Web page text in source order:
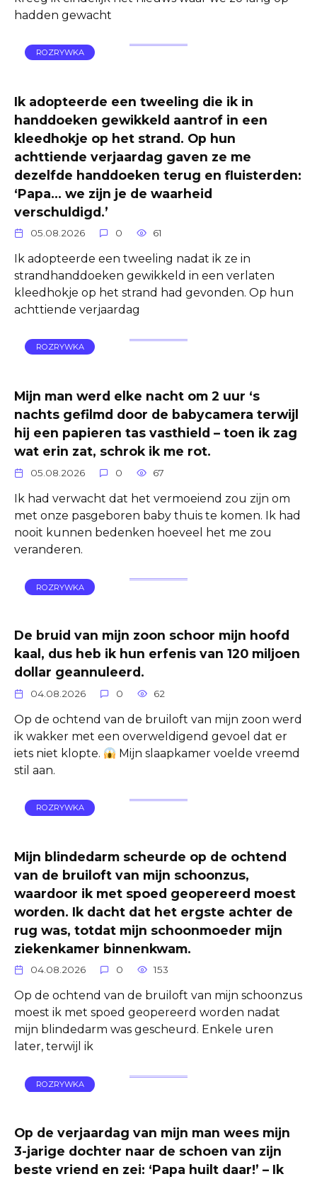
hadden gewacht
ROZRYWKA
Ik adopteerde een tweeling die ik in
handdoeken gewikkeld aantrof in een
kleedhokje op het strand. Op hun
achttiende verjaardag gaven ze me
dezelfde handdoeken terug en fluisterden:
‘Papa… we zijn je de waarheid
verschuldigd.’
05.08.2026 0 61
Ik adopteerde een tweeling nadat ik ze in
strandhanddoeken gewikkeld in een verlaten
kleedhokje op het strand had gevonden. Op hun
achttiende verjaardag
ROZRYWKA
Mijn man werd elke nacht om 2 uur ‘s
nachts gefilmd door de babycamera terwijl
hij een papieren tas vasthield – toen ik zag
wat erin zat, schrok ik me rot.
05.08.2026 0 67
Ik had verwacht dat het vermoeiend zou zijn om
met onze pasgeboren baby thuis te komen. Ik had
nooit kunnen bedenken hoeveel het me zou
veranderen.
ROZRYWKA
De bruid van mijn zoon schoor mijn hoofd
kaal, dus heb ik hun erfenis van 120 miljoen
dollar geannuleerd.
04.08.2026 0 62
Op de ochtend van de bruiloft van mijn zoon werd
ik wakker met een overweldigend gevoel dat er
iets niet klopte.
Mijn slaapkamer voelde vreemd
stil aan.
ROZRYWKA
Mijn blindedarm scheurde op de ochtend
van de bruiloft van mijn schoonzus,
waardoor ik met spoed geopereerd moest
worden. Ik dacht dat het ergste achter de
rug was, totdat mijn schoonmoeder mijn
ziekenkamer binnenkwam.
04.08.2026 0 153
Op de ochtend van de bruiloft van mijn schoonzus
moest ik met spoed geopereerd worden nadat
mijn blindedarm was gescheurd. Enkele uren
later, terwijl ik
ROZRYWKA
Op de verjaardag van mijn man wees mijn
3-jarige dochter naar de schoen van zijn
beste vriend en zei: ‘Papa huilt daar!’ – Ik